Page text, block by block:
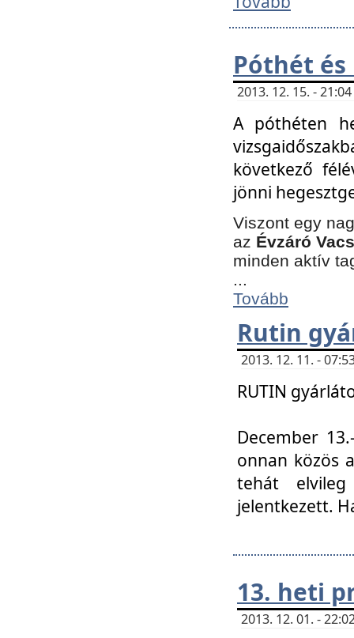
Póthét és
2013. 12. 15. -
A póthéten
következő
jönni
Viszont egy
az Évzáró
minden aktív
...
Tovább
Rutin
2013. 12. 11. -
RUTIN
December
onnan közös
tehát
jelentkezett.
13. heti
2013. 12. 01. -